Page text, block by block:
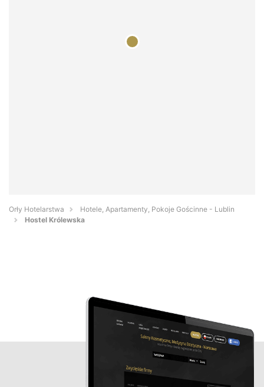
Orły Hotelarstwa
Hotele, Apartamenty, Pokoje Gościnne - Lublin
Hostel Królewska